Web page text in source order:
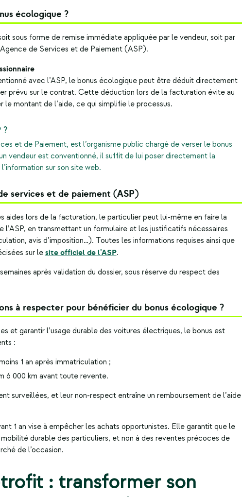
écologique ?
sous forme de remise immédiate appliquée par le vendeur, soit par
de Services et de Paiement (ASP).
avec l’ASP, le bonus écologique peut être déduit directement
prévu sur le contrat. Cette déduction lors de la facturation évite au
le montant de l’aide, ce qui simplifie le processus.
?
et de Paiement, est l’organisme public chargé de verser le bonus
vendeur est conventionné, il suffit de lui poser directement la
sur son site web.
services et de paiement (ASP)
aides lors de la facturation, le particulier peut lui-même en faire la
l’ASP, en transmettant un formulaire et les justificatifs nécessaires
avis d’imposition…). Toutes les informations requises ainsi que
sur le site officiel de l’ASP.
après validation du dossier, sous réserve du respect des
à respecter pour bénéficier du bonus écologique ?
et garantir l’usage durable des voitures électriques, le bonus est
:
1 an après immatriculation ;
6 000 km avant toute revente.
surveillées, et leur non-respect entraîne un remboursement de l’aide
1 an vise à empêcher les achats opportunistes. Elle garantit que le
durable des particuliers, et non à des reventes précoces de
de l’occasion.
: transformer son